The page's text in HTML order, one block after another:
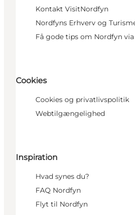
Kontakt VisitNordfyn
Nordfyns Erhverv og
Få gode tips om Nordfyn
Cookies
Cookies og privatlivspolitik
Webtilgængelighed
Inspiration
Hvad synes du?
FAQ Nordfyn
Flyt til Nordfyn